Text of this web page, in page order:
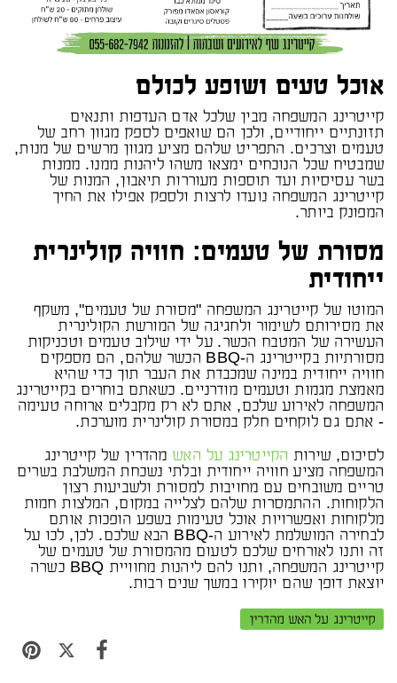
אוכל טעים ושופע לכולם
קייטרינג המשפחה מבין שלכל אדם העדפות ותנאים
תזונתיים ייחודיים, ולכן הם שואפים לספק מגוון רחב של
טעמים וצרכים. התפריט שלהם מציע מגוון מרשים של מנות,
שמבטיח שכל הנוכחים ימצאו משהו ליהנות ממנו. ממנות
בשר עסיסיות ועד תוספות מעוררות תיאבון, המנות של
קייטרינג המשפחה נועדו לרצות ולספק אפילו את החיך
המפונק ביותר.
מסורת של טעמים: חוויה קולינרית
ייחודית
המוטו של קייטרינג המשפחה "מסורת של טעמים", משקף
את מסירותם לשימור ולחגיגה של המורשת הקולינרית
העשירה של המטבח הכשר. על ידי שילוב טעמים וטכניקות
מסורתיות בקייטרינג ה-BBQ הכשר שלהם, הם מספקים
חוויה ייחודית במינה שמכבדת את העבר תוך כדי שהיא
מאמצת מגמות וטעמים מודרניים. כשאתם בוחרים בקייטרינג
המשפחה לאירוע שלכם, אתם לא רק מקבלים ארוחה טעימה
- אתם גם לוקחים חלק במסורת קולינרית מוערכת.
לסיכום, שירות הקייטרינג על האש מהדרין של קייטרינג
המשפחה מציע חוויה ייחודית ובלתי נשכחת המשלבת בשרים
טריים משובחים עם מחויבות למסורת ולשביעות רצון
הלקוחות. ההתמסרות שלהם לצלייה במקום, המלצות חמות
מלקוחות ואפשרויות אוכל טעימות בשפע הופכות אותם
לבחירה המושלמת לאירוע ה-BBQ הבא שלכם. לכן, לכו על
זה ותנו לאורחים שלכם לטעום מהמסורת של טעמים של
קייטרינג המשפחה, ותנו להם ליהנות מחוויית BBQ כשרה
יוצאת דופן שהם יוקירו במשך שנים רבות.
קייטרינג על האש מהדרין